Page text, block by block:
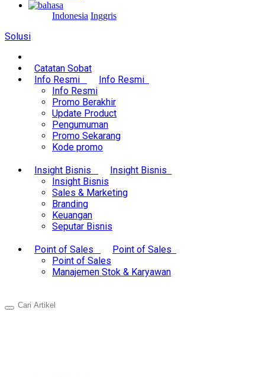
Indonesia Inggris
Solusi
Catatan Sobat
Info Resmi
Info Resmi
Info Resmi
Promo Berakhir
Update Product
Pengumuman
Promo Sekarang
Kode promo
Insight Bisnis
Insight Bisnis
Insight Bisnis
Sales & Marketing
Branding
Keuangan
Seputar Bisnis
Point of Sales
Point of Sales
Point of Sales
Manajemen Stok & Karyawan